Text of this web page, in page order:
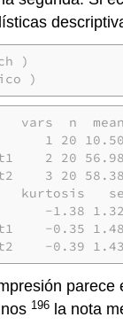
)
n  mean
1 20 10.50
2 20
3 20
kurtosis   se
-1.38 1.32
-0.35 1.48
-0.39 1.43
parece
196 la nota